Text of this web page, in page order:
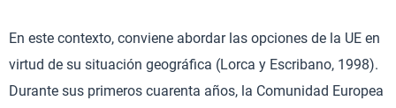
En este contexto, conviene abordar las opciones de la UE en
virtud de su situación geográfica (Lorca y Escribano, 1998).
Durante sus primeros cuarenta años, la Comunidad Europea